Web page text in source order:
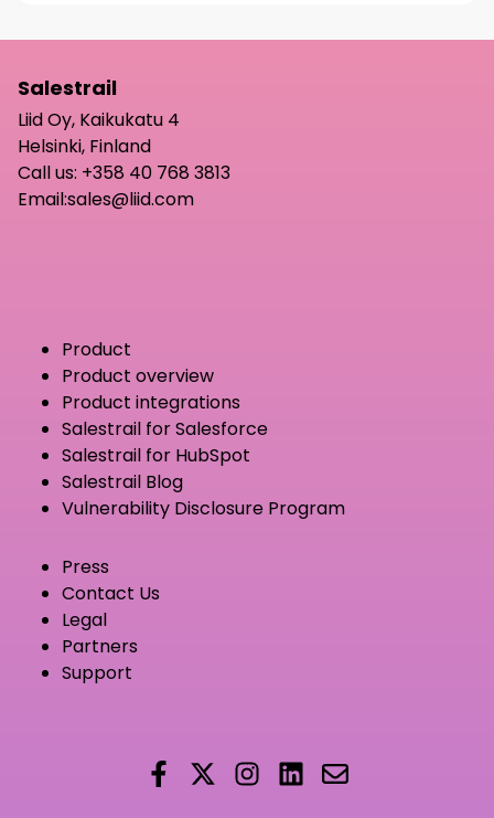
Salestrail
Liid Oy, Kaikukatu 4
Helsinki, Finland
Call us: +358 40 768 3813
Email:sales@liid.com
Product
Product overview
Product integrations
Salestrail for Salesforce
Salestrail for HubSpot
Salestrail Blog
Vulnerability Disclosure Program
Press
Contact Us
Legal
Partners
Support